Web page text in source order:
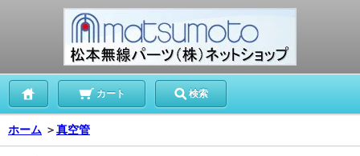
カート 検索
ホーム ＞真空管